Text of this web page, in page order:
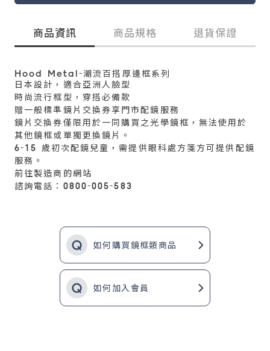
商品資訊 商品規格 退貨保證
Hood Metal-潮流百搭厚邊框系列
日本設計，適合亞洲人臉型
時尚流行框型，穿搭必備款
贈一般標準鏡片交換券享門市配鏡服務
鏡片交換券僅限用於一同購買之光學鏡框，無法使用於
其他鏡框或單獨更換鏡片。
6-15 歲初次配鏡兒童，需提供眼科處方箋方可提供配鏡
服務。
前往製造商的網站
諮詢電話：0800-005-583
如何購買鏡框類商品
如何加入會員